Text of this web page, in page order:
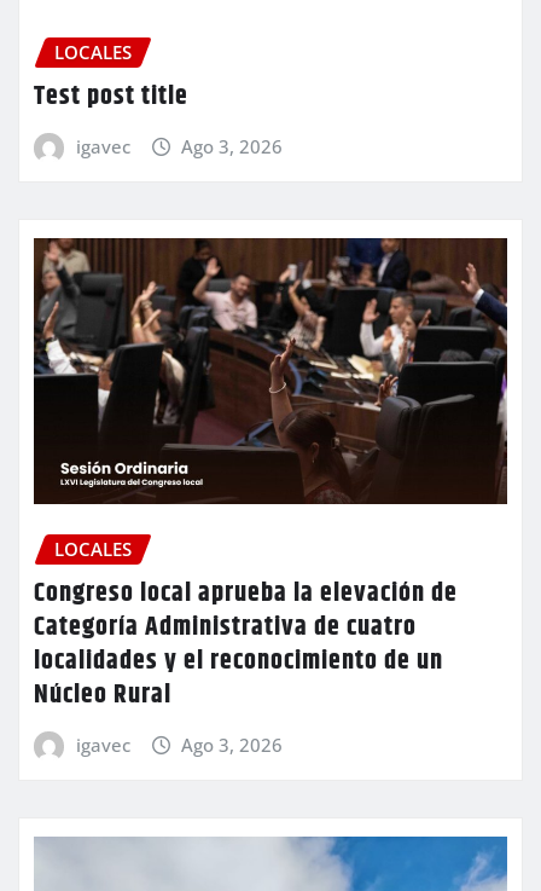
LOCALES
Test post title
igavec Ago 3, 2026
LOCALES
Congreso local aprueba la elevación de
Categoría Administrativa de cuatro
localidades y el reconocimiento de un
Núcleo Rural
igavec Ago 3, 2026